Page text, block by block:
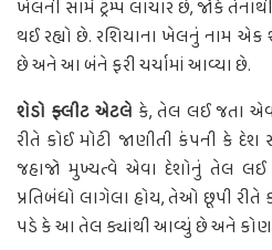
ખેલની સામે ટ્રમ્પ લાચાર છે, જોકે
થઈ રહ્યો છે. રશિયાના ખેલનું નામ એક
છે અને આ બંને ફરી ચર્ચામાં આવ્યા છે.
શેડો ફ્લીટ એટલે કે, તેલ લઈ જતા
રીતે કોઈ મોટી જાણીતી કંપની કે
જહાજો મુખ્યત્વે એવા દેશોનું તેલ લઈ
પ્રતિબંધો લાગેલા હોય, તેઓ છૂપી
પડે કે આ તેલ ક્યાંથી આવ્યું છે અને કોણ